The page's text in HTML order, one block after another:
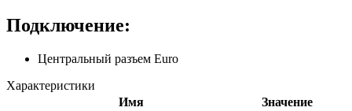
Подключение:
Центральный разъем Euro
Характеристики
Имя
Значение